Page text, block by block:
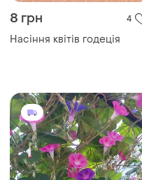
8 грн 4
Насіння квітів годеція